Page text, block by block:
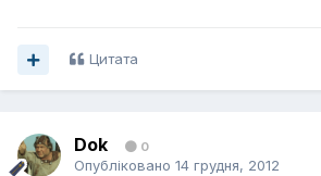
Цитата
Dok 0
Опубліковано 14 грудня, 2012